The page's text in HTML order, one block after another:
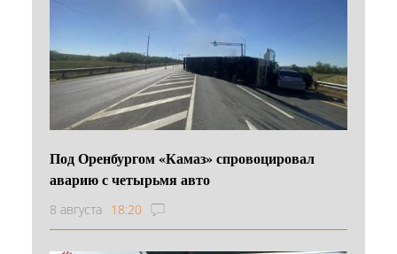
Под Оренбургом «Камаз» спровоцировал
аварию с четырьмя авто
8 августа 18:20